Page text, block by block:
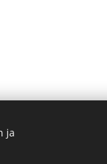
2026. Kaikki
ja